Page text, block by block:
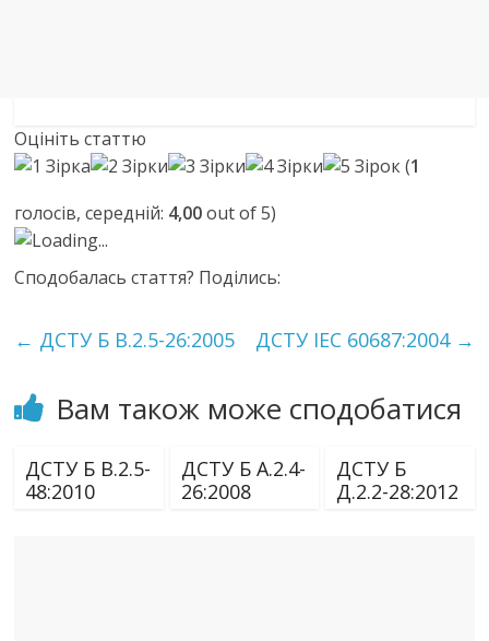
Оцініть статтю
(1
голосів, середній: 4,00out of 5)
Loading...
Сподобалась стаття? Поділись:
← ДСТУ Б В.2.5-26:2005 ДСТУ ІЕС 60687:2004 →
Вам також може сподобатися
ДСТУ Б В.2.5-
48:2010
ДСТУ Б А.2.4-
26:2008
ДСТУ Б
Д.2.2-28:2012